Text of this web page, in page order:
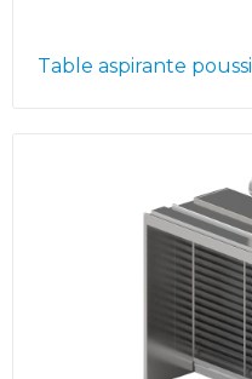
Table aspirante